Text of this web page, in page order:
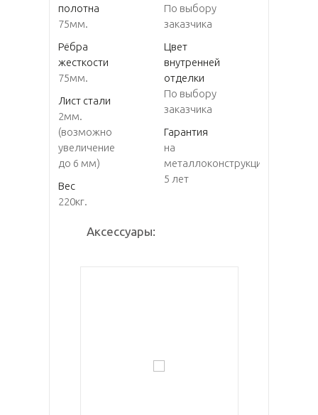
полотна
75мм.
Рёбра
жесткости
75мм.
Лист стали
2мм.
(возможно
увеличение
до 6 мм)
Вес
220кг.
По выбору
заказчика
Цвет
внутренней
отделки
По выбору
заказчика
Гарантия
на
металлоконструкцию
5 лет
Аксессуары: